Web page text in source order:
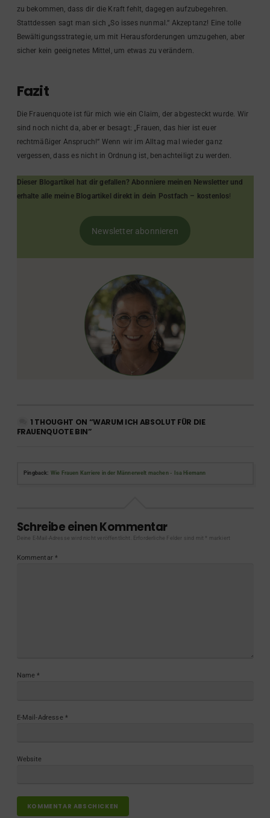
zu bekommen, dass dir die Kraft fehlt, dagegen aufzubegehren.
Stattdessen sagt man sich „So isses nunmal.“ Akzeptanz! Eine tolle
Bewältigungsstrategie, um mit Herausforderungen umzugehen, aber
sicher kein geeignetes Mittel, um etwas zu verändern.
Fazit
Die Frauenquote ist für mich wie ein Claim, der abgesteckt wurde. Wir
sind noch nicht da, aber er besagt: „Frauen, das hier ist euer
rechtmäßiger Anspruch!“ Wenn wir im Alltag mal wieder ganz
vergessen, dass es nicht in Ordnung ist, benachteiligt zu werden.
Dieser Blogartikel hat dir gefallen? Abonniere meinen Newsletter und
erhalte alle meine Blogartikel direkt in dein Postfach – kostenlos!
Newsletter abonnieren
1 THOUGHT ON “WARUM ICH ABSOLUT FÜR DIE
FRAUENQUOTE BIN”
Pingback: Wie Frauen Karriere in der Männerwelt machen - Isa Hiemann
Schreibe einen Kommentar
Deine E-Mail-Adresse wird nicht veröffentlicht. Erforderliche Felder sind mit markiert
Kommentar *
Name *
E-Mail-Adresse *
Website